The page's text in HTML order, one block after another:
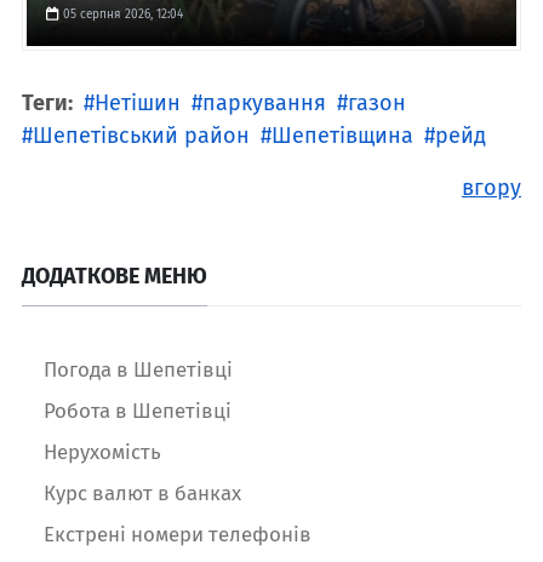
05 серпня 2026, 12:04
Теги: Нетішин паркування
газон
Шепетівський район
Шепетівщина
рейд
вгору
ДОДАТКОВЕ МЕНЮ
Погода в Шепетівці
Робота в Шепетівці
Нерухомість
Курс валют в банках
Екстрені номери телефонів